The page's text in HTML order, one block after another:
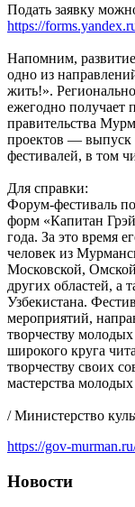
Подать заявку
https://
Напомним, развитие
одно из
жить!».
ежегодно получает
правительства
проектов — выпуск
фестивалей, в том
Для справки:
Форум-фестиваль
форм «Капитан
года. За это время
человек из
Московской,
других областей, а
Узбекистана.
мероприятий,
творчеству
широкого круга
творчеству своих
мастерства молодых
/ Министерство
https://gov-
Новости